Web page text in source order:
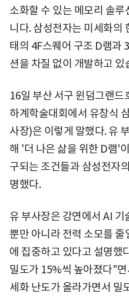
소화할 수 있는 메모리 솔
니다. 삼성전자는 미세화의
태의 4F스퀘어 구조 D램과
션을 차질 없이 개발하고 있
16일 부산 서구 윈덤그랜드
하계학술대회에서 유창식
사장)은 이렇게 말했다. 유
해 '더 나은 삶을 위한 D램'
구되는 조건들과 삼성전자
명했다.
유 부사장은 강연에서 AI
뿐만 아니라 전력 소모를
에 집중하고 있다고 설명했
밀도가 15%씩 높아졌다"
세화 난도가 올라가면서 밀